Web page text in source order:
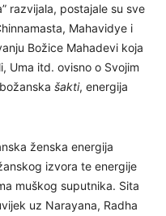
razvijala, postajale su sve
Mahavidye i
Božice Mahadevi koja
Uma itd. ovisno o Svojim
šakti, energija
ženska energija
izvora te energije
muškog suputnika. Sita
uz Narayana, Radha